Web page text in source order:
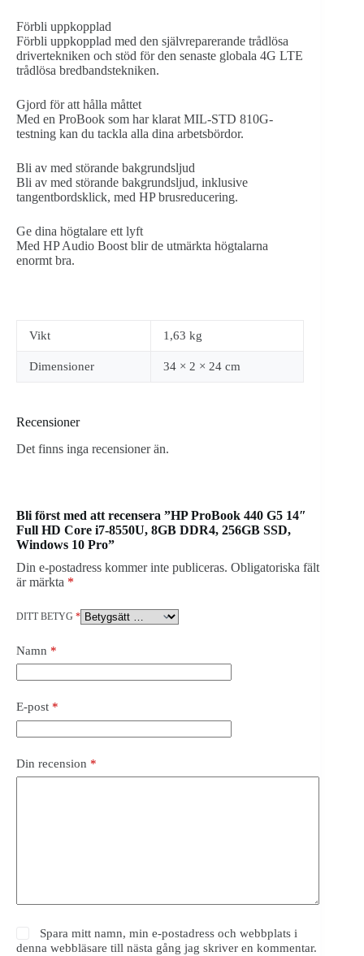
Förbli uppkopplad
Förbli uppkopplad med den självreparerande trådlösa
drivertekniken och stöd för den senaste globala 4G LTE
trådlösa bredbandstekniken.
Gjord för att hålla måttet
Med en ProBook som har klarat MIL-STD 810G-
testning kan du tackla alla dina arbetsbördor.
Bli av med störande bakgrundsljud
Bli av med störande bakgrundsljud, inklusive
tangentbordsklick, med HP brusreducering.
Ge dina högtalare ett lyft
Med HP Audio Boost blir de utmärkta högtalarna
enormt bra.
Vikt 1,63 kg
Dimensioner 34 × 2 × 24 cm
Recensioner
Det finns inga recensioner än.
Bli först med att recensera ”HP ProBook 440 G5 14″
Full HD Core i7-8550U, 8GB DDR4, 256GB SSD,
Windows 10 Pro”
Din e-postadress kommer inte publiceras. Obligatoriska fält
är märkta *
DITT BETYG *
Namn *
E-post *
Din recension *
Spara mitt namn, min e-postadress och webbplats i
denna webbläsare till nästa gång jag skriver en kommentar.